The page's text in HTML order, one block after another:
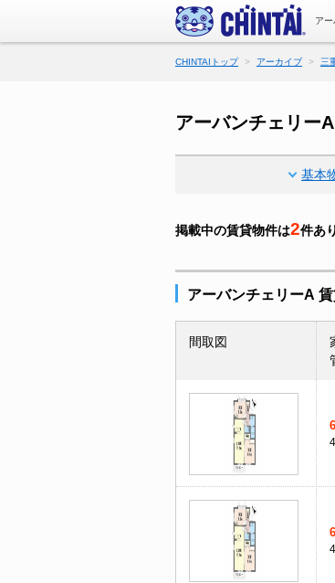
ア
CHINTAIトップ アーカイブ 三
アーバンチェリー
基本
掲載中の賃貸物件は2件あ
アーバンチェリーA
間取図